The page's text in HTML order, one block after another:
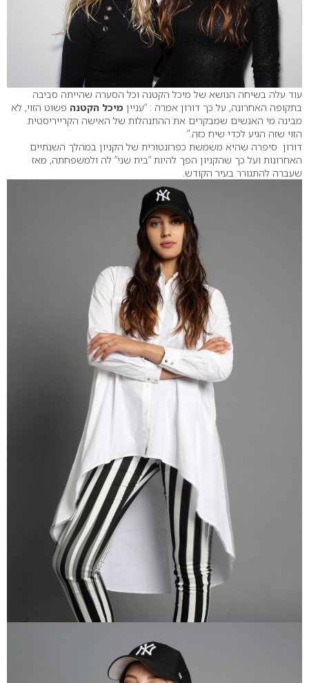
עוד עלה בשיחה הנושא של מיכל הקטנה וכל הסערה שהייתה סביבה
בתקופה האחרונה, על כך דורון אמרה : “עניין מיכל הקטנה פשוט הזוי, לא
מבינה מי האנשים שמבקרים את ההתנהלות של האישה הקרייריסטית.
הזוי שזה הגיע לכדי שיח כזה.”
דורון סיפרה שהיא משמשת כפרזנטורית של הקניון במהלך השנתיים
האחרונות ועל כך שהקניון הפך להיות “בית שני” לה ולמשפחתה, מאז
שעברה להתגורר בעיר הקודש.